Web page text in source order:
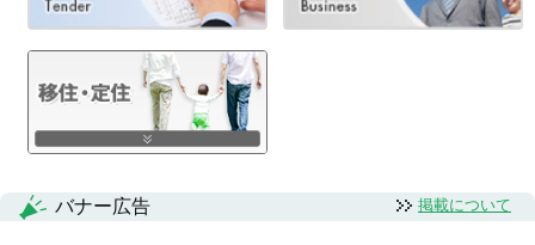
ー
シ
バナー広告 掲載について